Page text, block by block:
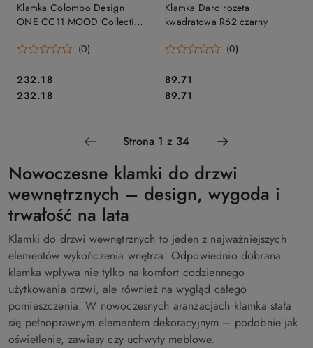
Klamka Colombo Design
ONE CC11 MOOD Collection,
(0)
Cena:
232.18
Cena:
232.18
Klamka Daro rozeta
kwadratowa R62 czarny
(0)
Cena:
89.71
Cena:
89.71
Nowoczesne klamki do drzwi
wewnętrznych – design, wygoda i
trwałość na lata
Klamki do drzwi wewnętrznych to jeden z najważniejszych
elementów wykończenia wnętrza. Odpowiednio dobrana
klamka wpływa nie tylko na komfort codziennego
użytkowania drzwi, ale również na wygląd całego
pomieszczenia. W nowoczesnych aranżacjach klamka stała
się pełnoprawnym elementem dekoracyjnym – podobnie jak
oświetlenie, zawiasy czy uchwyty meblowe.